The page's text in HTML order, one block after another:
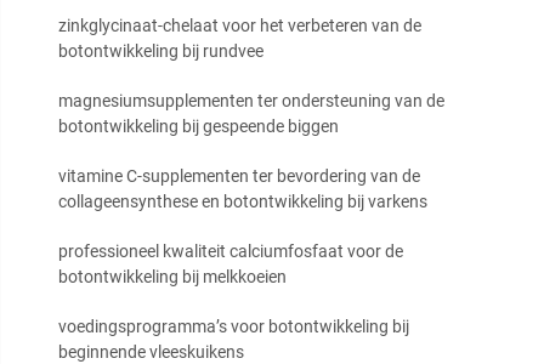
zinkglycinaat-chelaat voor het verbeteren van de
botontwikkeling bij rundvee
magnesiumsupplementen ter ondersteuning van de
botontwikkeling bij gespeende biggen
vitamine C-supplementen ter bevordering van de
collageensynthese en botontwikkeling bij varkens
professioneel kwaliteit calciumfosfaat voor de
botontwikkeling bij melkkoeien
voedingsprogramma’s voor botontwikkeling bij
beginnende vleeskuikens